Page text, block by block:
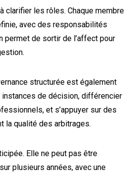
clarifier les rôles. Chaque membre
avec des responsabilités
de sortir de l’affect pour
structurée est également
de décision, différencier
et s’appuyer sur des
la qualité des arbitrages.
Elle ne peut pas être
plusieurs années, avec une